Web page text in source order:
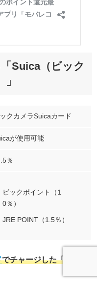
「Suica（ビック
クカメラSuicaカード
が使用可能
％
ビックポイント（1
0％）
JRE POINT（1.5％）
でチャージした「